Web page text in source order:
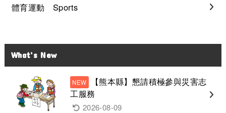
體育運動 Sports
What’s New
【熊本縣】懇請積極參與災害志
工服務
2026-08-09